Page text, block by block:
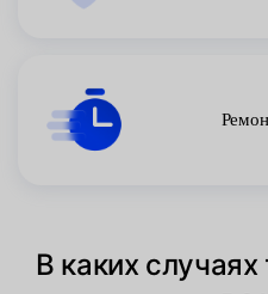
В каких случаях